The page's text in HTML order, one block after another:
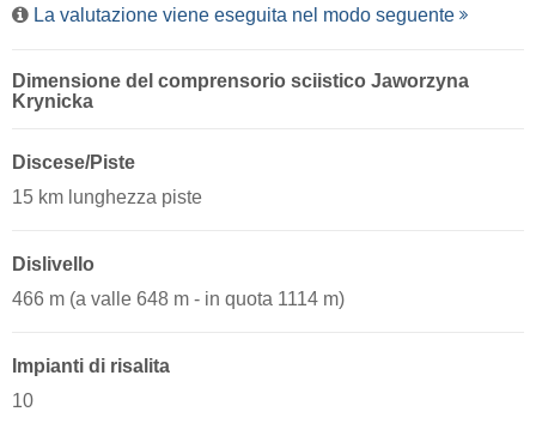
La valutazione viene eseguita nel modo seguente
Dimensione del comprensorio sciistico Jaworzyna
Krynicka
Discese/Piste
15 km lunghezza piste
Dislivello
466 m (a valle 648 m - in quota 1114 m)
Impianti di risalita
10